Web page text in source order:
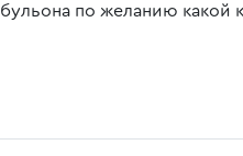
бульона по желанию какой